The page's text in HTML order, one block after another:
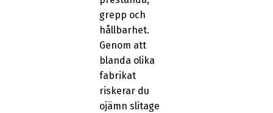
grepp och
hållbarhet.
Genom att
blanda olika
fabrikat
riskerar du
ojämn slitage